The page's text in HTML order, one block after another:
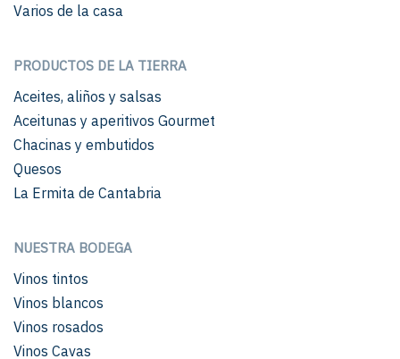
Varios de la casa
PRODUCTOS DE LA TIERRA
Aceites, aliños y salsas
Aceitunas y aperitivos Gourmet
Chacinas y embutidos
Quesos
La Ermita de Cantabria
NUESTRA BODEGA
Vinos tintos
Vinos blancos
Vinos rosados
Vinos Cavas